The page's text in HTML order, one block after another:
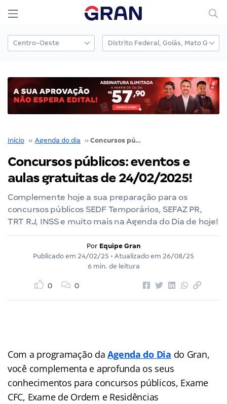
Início ›› Agenda do dia ›› Concursos públicos: eventos e aulas gratuitas de 24/02/2025!
Concursos públicos: eventos e
aulas gratuitas de 24/02/2025!
Complemente hoje a sua preparação para os
concursos públicos SEDF Temporários, SEFAZ PR,
TRT RJ, INSS e muito mais na Agenda do Dia de hoje!
Por Equipe Gran
Publicado em 24/02/25 • Atualizado em 26/08/25
6 min. de leitura
0 0
Com a programação daAgenda do Dia do Gran,
você complementa e aprofunda os seus
conhecimentos para concursos públicos, Exame
CFC, Exame de Ordem e Residências